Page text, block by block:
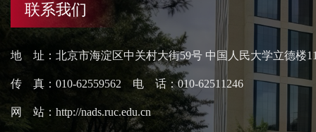
联系我们
地 址：北京市海淀区中关村大街59号 中国人民大学立德楼
传 真：010-62559562 电 话：010-62511246
网 站：http://nads.ruc.edu.cn